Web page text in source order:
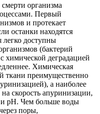
организма
Первый
и протекает
останки находятся
легко доступны
(бактерий
химической деградацией
Химическая
ткани преимущественно
), а наиболее
скорость апуринизации,
и рН. Чем больше воды
поры,